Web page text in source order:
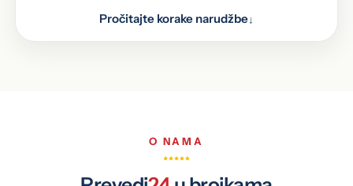
Pročitajte korake narudžbe↓
Prijevod je spremanO NAMA